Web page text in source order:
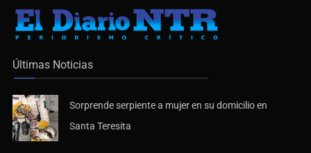
Últimas Noticias
Sorprende serpiente a mujer en su domicilio en
Santa Teresita